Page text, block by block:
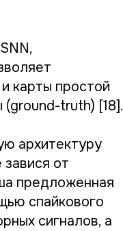
карты простой
(ground-truth) [18].
архитектуру
от
предложенная
спайкового
сигналов, а